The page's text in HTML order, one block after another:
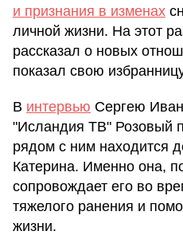
и признания в изменах
личной жизни. На этот
рассказал о новых
показал свою
В интервью Сергею
"Исландия ТВ" Розовый
рядом с ним находится
Катерина. Именно она,
сопровождает его во
тяжелого ранения и
жизни.